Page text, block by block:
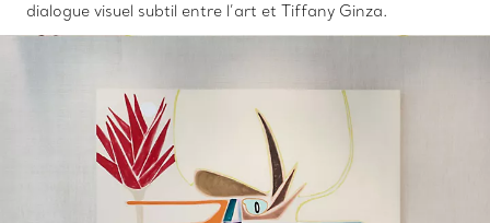
dialogue visuel subtil entre l’art et Tiffany Ginza.